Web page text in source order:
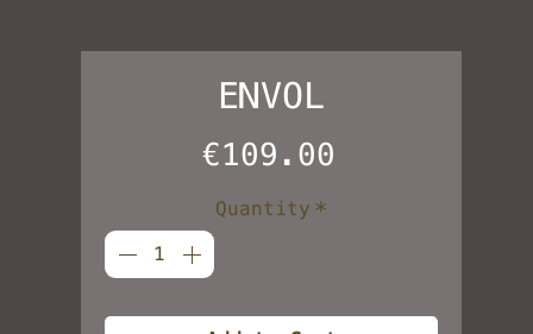
ENVOL
€109.00
Quantity *